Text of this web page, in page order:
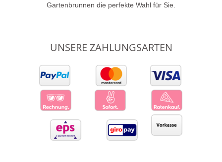
Gartenbrunnen die perfekte Wahl für Sie.
UNSERE ZAHLUNGSARTEN